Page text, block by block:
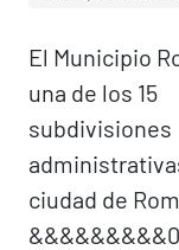
El Municipio
una de los 15
subdivisiones
ciudad de